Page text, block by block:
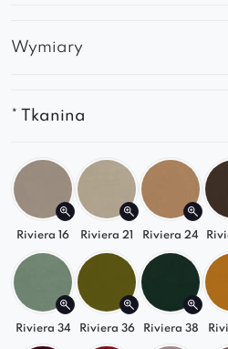
wsparcie dla ciała
wyraźnie
komfortowe siedzenie
Możliwość wykonania na
za dopłatą.
W przypadku wykonania
podstawie wysokość
wzrosną o około 2,5 cm.
Wymiary
* Tkanina
Riviera 16 Riviera 21 Riviera 24
Riviera 34 Riviera 36 Riviera 38